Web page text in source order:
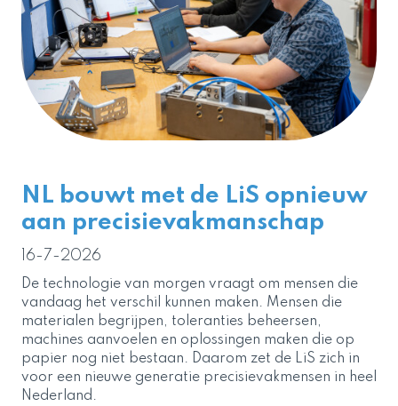
NL bouwt met de LiS opnieuw
aan precisievakmanschap
16-7-2026
De technologie van morgen vraagt om mensen die
vandaag het verschil kunnen maken. Mensen die
materialen begrijpen, toleranties beheersen,
machines aanvoelen en oplossingen maken die op
papier nog niet bestaan. Daarom zet de LiS zich in
voor een nieuwe generatie precisievakmensen in heel
Nederland.